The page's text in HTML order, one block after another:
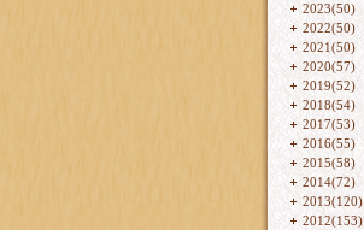
2023(50)
2022(50)
2021(50)
2020(57)
2019(52)
2018(54)
2017(53)
2016(55)
2015(58)
2014(72)
2013(120)
2012(153)